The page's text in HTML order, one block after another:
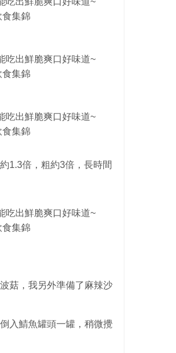
1.3倍，粗約3倍，長時間
菇，我另外準備了麻辣沙
入鯖魚罐頭一罐，稍微攪